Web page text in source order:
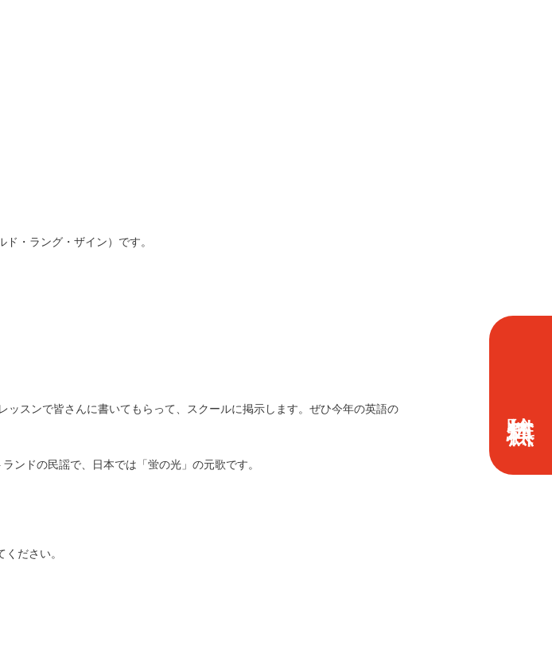
ラング・ザイン）です。
スンで皆さんに書いてもらって、スクールに掲示します。ぜひ今年の英語の
ンドの民謡で、日本では「蛍の光」の元歌です。
ださい。